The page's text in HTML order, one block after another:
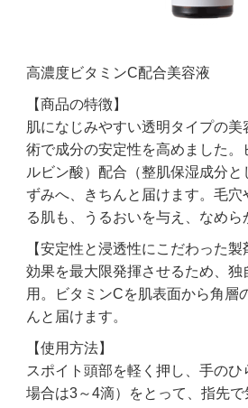
高濃度ビタミンC配合美容液
【商品の特徴】
肌になじみやすい透明タイプの
術で成分の安定性を高めました。
ルビン酸）配合（整肌保湿成分
ずみへ、きちんと届けます。毛穴
る肌も、うるおいを与え、なめら
【安定性と浸透性にこだわった製
効果を最大限発揮させるため、独
用。ビタミンCを肌表面から角層
んと届けます。
【使用方法】
スポイト頭部を軽く押し、手の
場合は3～4滴）をとって、指先